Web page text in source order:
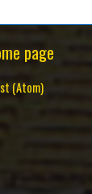
page
(Atom)